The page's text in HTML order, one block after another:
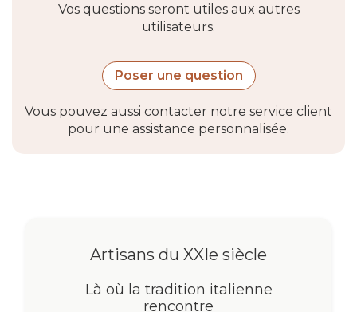
Vos questions seront utiles aux autres
utilisateurs.
Poser une question
Vous pouvez aussi contacter notre service client
pour une assistance personnalisée.
Artisans du XXIe siècle
Là où la tradition italienne
rencontre